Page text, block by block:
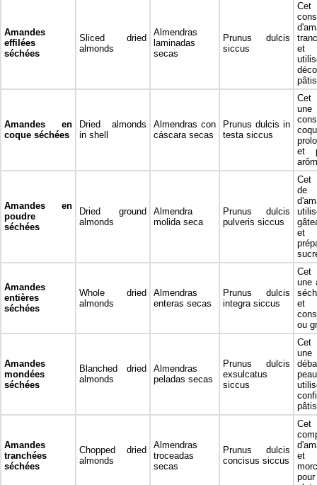
Amandes
effilées
séchées
Sliced dried
almonds
Almendras
laminadas
secas
Prunus dulcis
siccus
Cet
et
Amandes en
coque séchées
Dried almonds
in shell
Almendras con
cáscara secas
Prunus dulcis in
testa siccus
Cet
et
Amandes en
poudre
séchées
Dried ground
almonds
Almendra
molida seca
Prunus dulcis
pulveris siccus
Cet
de
et
Amandes
entières
séchées
Whole dried
almonds
Almendras
enteras secas
Prunus dulcis
integra siccus
Cet
une
et
ou
Amandes
mondées
séchées
Blanched dried
almonds
Almendras
peladas secas
Prunus dulcis
exsulcatus
siccus
Cet
Amandes
tranchées
séchées
Chopped dried
almonds
Almendras
troceadas
secas
Prunus dulcis
concisus siccus
Cet
et